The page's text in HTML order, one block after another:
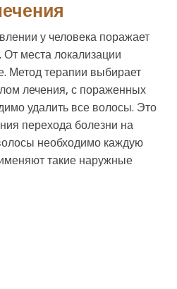
у человека поражает
От места локализации
Метод терапии выбирает
лечения, с пораженных
удалить все волосы. Это
перехода болезни на
необходимо каждую
такие наружные